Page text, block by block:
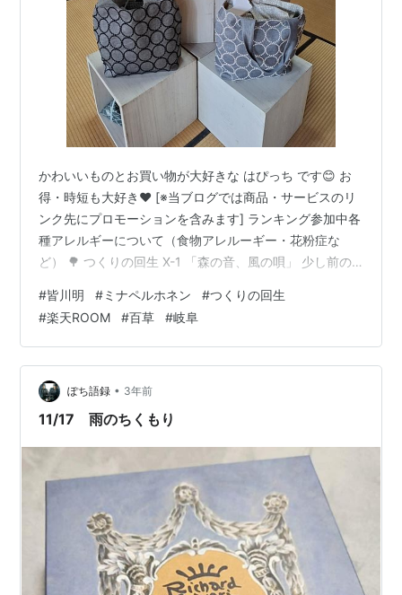
かわいいものとお買い物が大好きな はぴっち です😊 お
得・時短も大好き♥ [※当ブログでは商品・サービスのリ
ンク先にプロモーションを含みます] ランキング参加中各
種アレルギーについて（食物アレルーギー・花粉症な
ど） 🌳 つくりの回生 X-1 「森の音、風の唄」 少し前の
の回生 X-」」。 自然と芸術が調和するものでした。 皆
川明さんが訪れた日は私は入院中でしたが、SNSを通じ
て素敵な写真や感想を楽しむことができました😊 退院
後、29日の終了間際にようやく滑り込むことができ、本
当に嬉しかったです！ 📖 息子が選んだ安藤朋子さんの本
息子が安藤…
#皆川明 #ミナペルホネン #つくりの回生
#楽天ROOM #百草 #岐阜
ぽち語録 • 3年前
11/17 雨のちくもり